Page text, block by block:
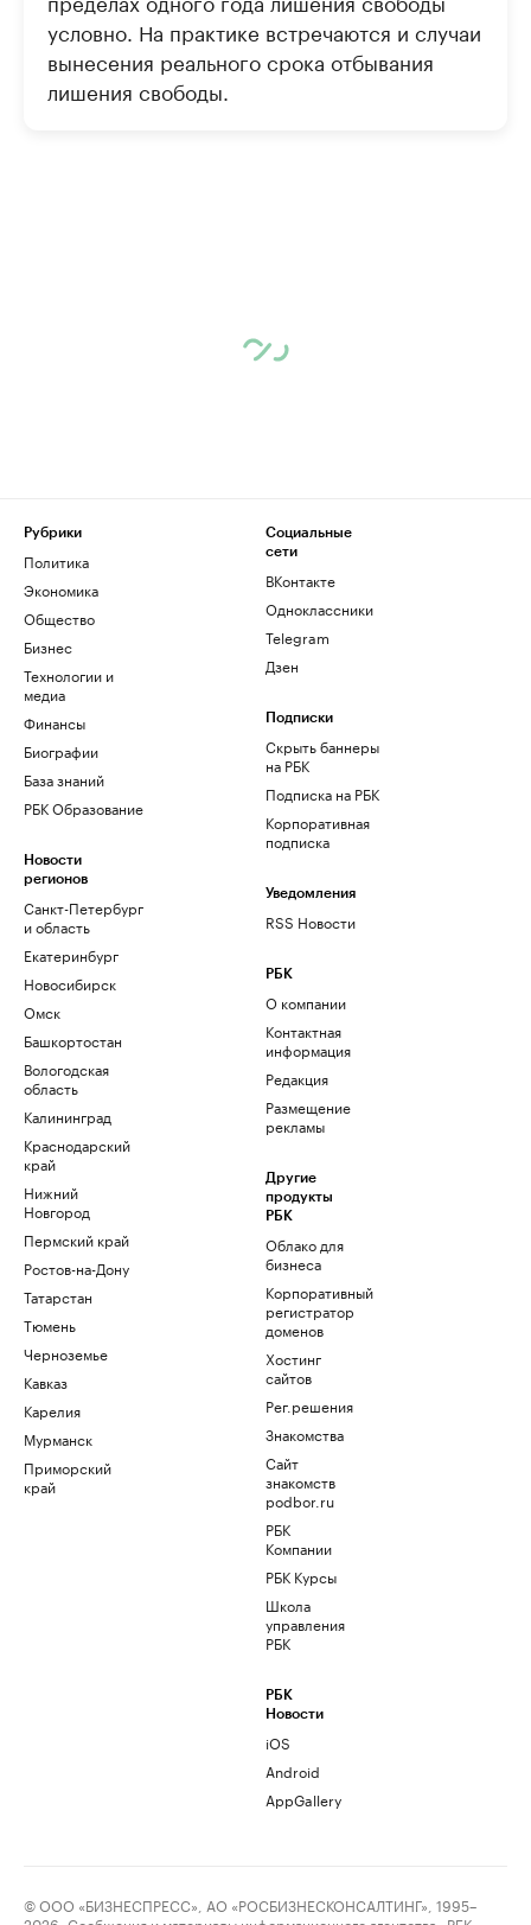
условно. На практике встречаются и случаи
вынесения реального срока отбывания
лишения свободы.
Рубрики
Политика
Экономика
Общество
Бизнес
Технологии и
медиа
Финансы
Биографии
База знаний
РБК Образование
Новости
регионов
Санкт-Петербург
и область
Екатеринбург
Новосибирск
Омск
Башкортостан
Вологодская
область
Калининград
Краснодарский
край
Нижний
Новгород
Пермский край
Ростов-на-Дону
Татарстан
Тюмень
Черноземье
Кавказ
Карелия
Мурманск
Приморский
край
Социальные
сети
ВКонтакте
Одноклассники
Telegram
Дзен
Подписки
Скрыть баннеры
на РБК
Подписка на РБК
Корпоративная
подписка
Уведомления
RSS Новости
РБК
О компании
Контактная
информация
Редакция
Размещение
рекламы
Другие
продукты
РБК
Облако для
бизнеса
Корпоративный
регистратор
доменов
Хостинг
сайтов
Рег.решения
Знакомства
Сайт
знакомств
podbor.ru
РБК
Компании
РБК Курсы
Школа
управления
РБК
РБК
Новости
iOS
Android
AppGallery
© ООО «БИЗНЕСПРЕСС», АО «РОСБИЗНЕСКОНСАЛТИНГ», 1995–